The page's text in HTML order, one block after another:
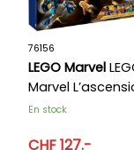
76156
LEGO Marvel
Marvel
Domo
En stock
CHF 127.-